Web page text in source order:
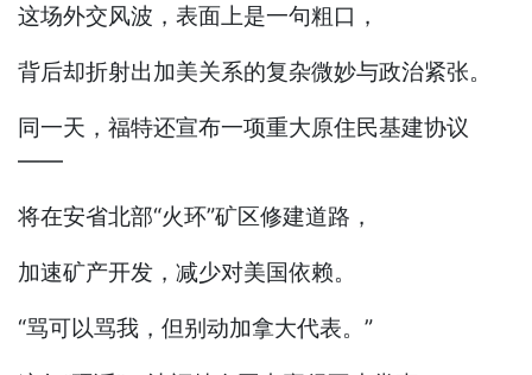
这场外交风波，表面上是一句粗口，
背后却折射出加美关系的复杂微妙与政治紧张。
同一天，福特还宣布一项重大原住民基建协议
——
将在安省北部“火环”矿区修建道路，
加速矿产开发，减少对美国依赖。
“骂可以骂我，但别动加拿大代表。”